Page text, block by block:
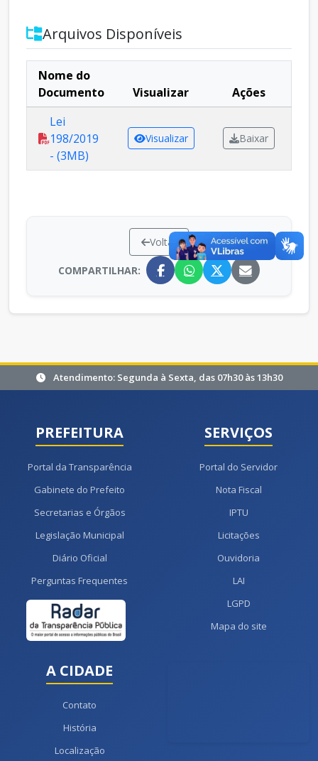
Arquivos Disponíveis
Nome do
Documento
Visualizar
Ações
Lei
198/2019
- (3MB)
Visualizar Baixar
Voltar
COMPARTILHAR:
Atendimento: Segunda à Sexta, das 07h30 às 13h30
PREFEITURA
Portal da Transparência
Gabinete do Prefeito
Secretarias e Órgãos
Legislação Municipal
Diário Oficial
Perguntas Frequentes
SERVIÇOS
Portal do Servidor
Nota Fiscal
IPTU
Licitações
Ouvidoria
LAI
LGPD
Mapa do site
A CIDADE
Contato
História
Localização